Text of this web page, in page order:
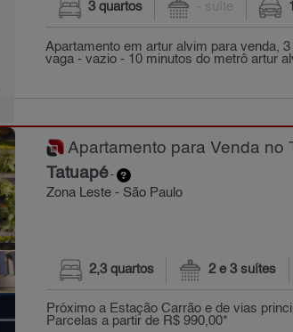
3 quartos - suíte
Apartamento em artur alvim para venda,
vaga - vazio - 10 minutos do metrô artur
Apartamento para Venda no
Tatuapé-
Zona Leste - São Paulo
2,3 quartos 2 e 3 suítes
Próximo a Estação Carrão e de vias
Parcelas a partir de R$ 990,00*